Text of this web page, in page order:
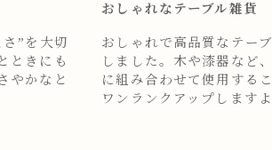
”を大切
ときにも
やかなと
おしゃれなテーブル雑貨
おしゃれで高品質なテー
しました。木や漆器など
に組み合わせて使用する
ワンランクアップしますよ